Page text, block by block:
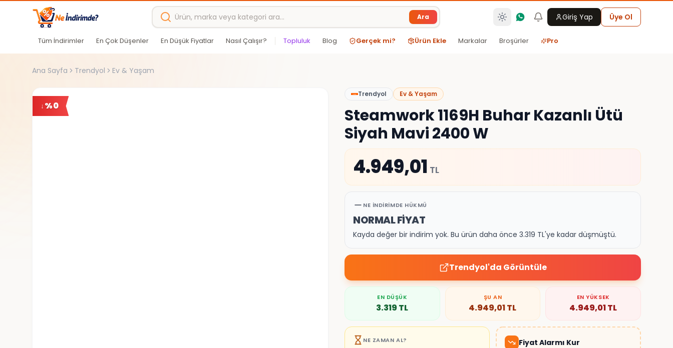
Ana içeriğe atla
Ara Giriş Yap Üye Ol
Tüm İndirimler En Çok Düşenler En Düşük Fiyatlar Nasıl Çalışır? Topluluk Blog Gerçek mi? Ürün Ekle Markalar Broşürler Pro
Ana Sayfa Trendyol Ev & Yaşam
%0
Trendyol Ev & Yaşam
Steamwork 1169H Buhar Kazanlı Ütü
Siyah Mavi 2400 W
4.949,01 TL
NE İNDIRIMDE HÜKMÜ
NORMAL FİYAT
Kayda değer bir indirim yok. Bu ürün daha önce 3.319 TL'ye kadar düşmüştü.
Trendyol'da Görüntüle
EN DÜŞÜK
3.319TL
ŞU AN
4.949,01TL
EN YÜKSEK
4.949,01TL
NE ZAMAN AL? Fiyat Alarmı Kur